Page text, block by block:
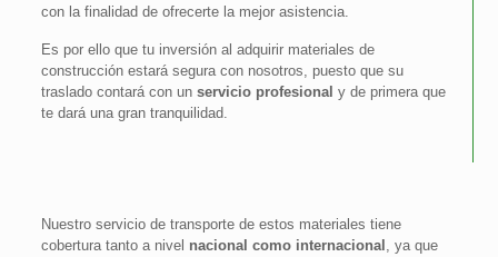
con la finalidad de ofrecerte la mejor asistencia.
Es por ello que tu inversión al adquirir materiales de
construcción estará segura con nosotros, puesto que su
traslado contará con un servicio profesional y de primera que
te dará una gran tranquilidad.
Nuestro servicio de transporte de estos materiales tiene
cobertura tanto a nivel nacional como internacional , ya que